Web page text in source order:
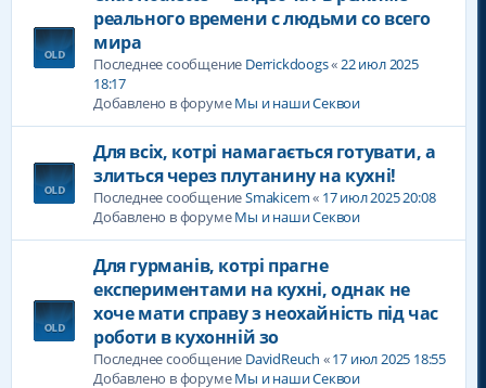
реального времени с людьми со всего
мира
Последнее сообщение Derrickdoogs« 22 июл 2025
18:17
Добавлено в форумеМы и наши Секвои
Для всіх, котрі намагається готувати, а
злиться через плутанину на кухні!
Последнее сообщениеSmakicem« 17 июл 2025 20:08
Добавлено в форумеМы и наши Секвои
Для гурманів, котрі прагне
експериментами на кухні, однак не
хоче мати справу з неохайність під час
роботи в кухонній зо
Последнее сообщение DavidReuch «17 июл 2025 18:55
Добавлено в форумеМы и наши Секвои